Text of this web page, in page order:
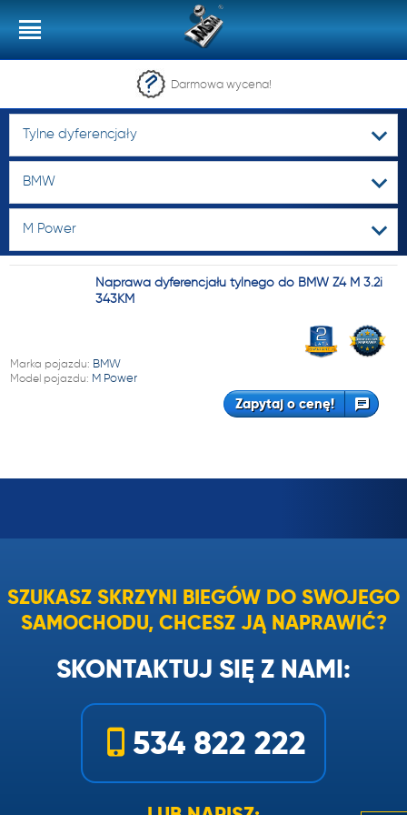
Darmowa wycena!
Tylne dyferencjały
BMW
M Power
Naprawa dyferencjału tylnego do BMW Z4 M 3.2i
343KM
Marka pojazdu: BMW
Model pojazdu: M Power
Zapytaj o cenę!
SZUKASZ SKRZYNI BIEGÓW DO SWOJEGO
SAMOCHODU, CHCESZ JĄ NAPRAWIĆ?
SKONTAKTUJ SIĘ Z NAMI:
534 822 222